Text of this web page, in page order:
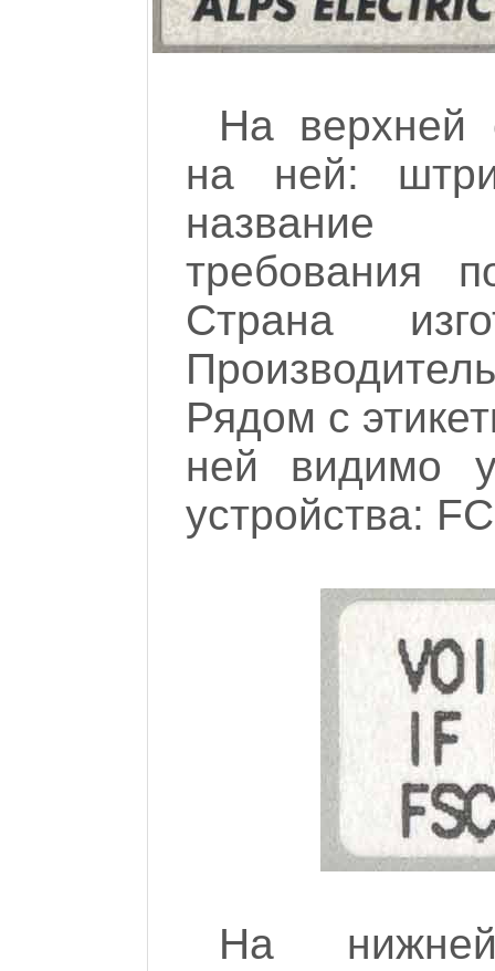
На верхней
на ней:
название
требования
Страна
Рядом с
ней видимо
устройства:
На